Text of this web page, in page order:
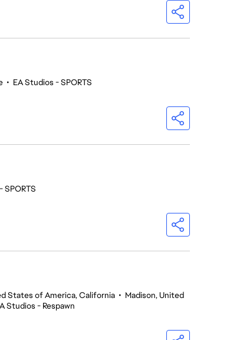
• EA Studios - SPORTS
SPORTS
States of America, California • Madison, United
Studios - Respawn